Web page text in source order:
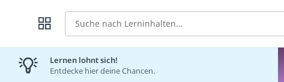
Suche
Lernen lohnt sich!
Entdecke hier deine Chancen.